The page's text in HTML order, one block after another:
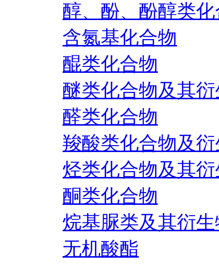
醇、酚、酚醇类
含氮基化合物
醌类化合物
醚类化合物及其
醛类化合物
羧酸类化合物及
烃类化合物及其
酮类化合物
烷基脲类及其衍
无机酸酯